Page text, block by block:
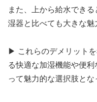
また、上から給水でき
湿器と比べても大きな魅
▶ これらのデメリット
る快適な加湿機能や便
って魅力的な選択肢とな